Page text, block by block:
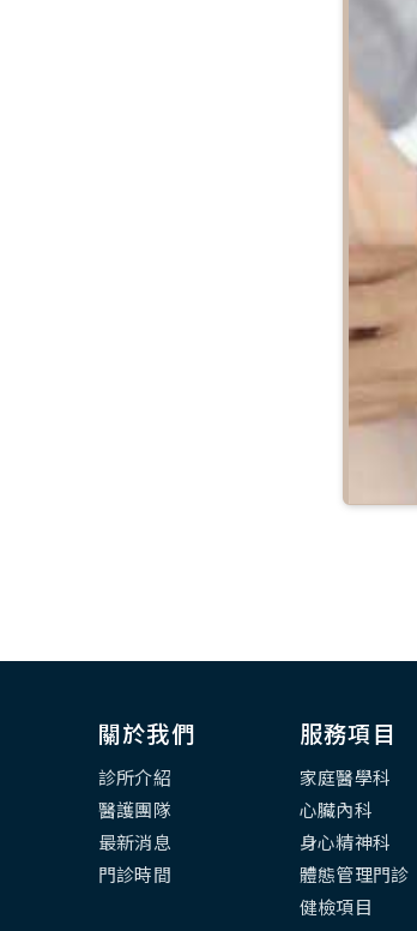
關於我們
診所介紹
醫護團隊
最新消息
門診時間
服務項目
家庭醫學科
心臟內科
身心精神科
體態管理門診
健檢項目